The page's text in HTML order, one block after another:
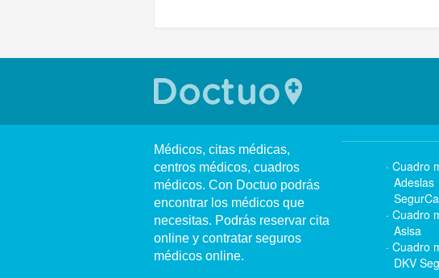
Médicos, citas médicas,
centros médicos, cuadros
médicos. Con Doctuo podrás
encontrar los médicos que
necesitas. Podrás reservar cita
online y contratar seguros
médicos online.
Cuadro
Adeslas
Cuadro
Asisa
Cuadro
DKV